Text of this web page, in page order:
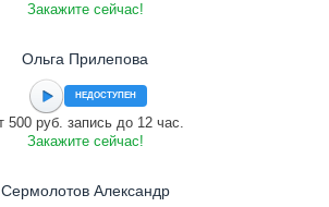
Закажите сейчас!
Ольга Прилепова
НЕДОСТУПЕН
500 руб. запись до 12 час.
Закажите сейчас!
Сермолотов Александр